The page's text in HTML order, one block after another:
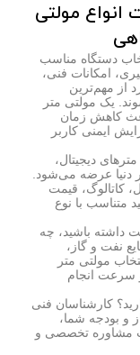
انواع مولتی
دستگاه مناسب
امکانات فنی،
از مهم‌ترین
یک مولتی متر
کاهش زمان
ایمنی کاربر
دیجیتال،
دنیا عرضه می‌شود.
کاتالوگ، قیمت
متناسب با نوع
داشته باشید، چه
نفت و گاز،
مولتی متر
سرعت انجام
کارشناسان فنی
و بودجه شما،
مشاوره تخصصی و